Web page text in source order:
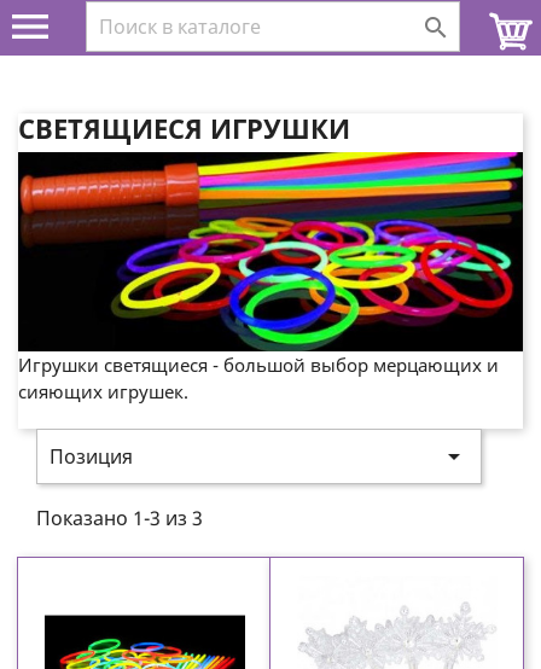
 
СВЕТЯЩИЕСЯ ИГРУШКИ
Игрушки светящиеся - большой выбор мерцающих и
сияющих игрушек.
Позиция 
Показано 1-3 из 3